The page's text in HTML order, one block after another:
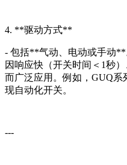
4. **驱动方式**
- 包括**气动、电动或手动
因响应快（开关时间＜1秒
而广泛应用。例如，GUQ
现自动化开关。
---